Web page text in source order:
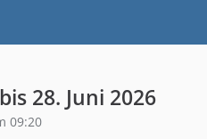
28. Juni 2026
09:20